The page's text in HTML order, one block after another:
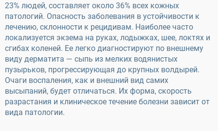
23% людей, составляет около 36% всех кожных
патологий. Опасность заболевания в устойчивости к
лечению, склонности к рецидивам. Наиболее часто
локализуется экзема на руках, лодыжках, шее, локтях и
сгибах коленей. Ее легко диагностируют по внешнему
виду дерматита — сыпь из мелких водянистых
пузырьков, прогрессирующая до крупных волдырей.
Очаги воспаления, как и внешний вид самих
высыпаний, будет отличаться. Их форма, скорость
разрастания и клиническое течение болезни зависит от
вида патологии.